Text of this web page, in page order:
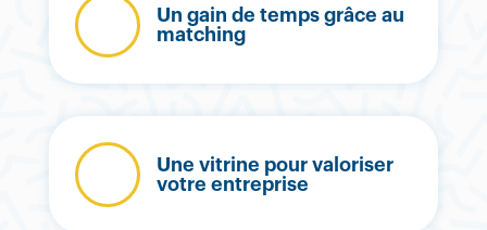
Un gain de temps grâce au
matching
Une vitrine pour valoriser
votre entreprise